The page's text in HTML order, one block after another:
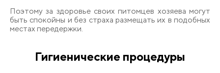
Поэтому за здоровье своих питомцев хозяева могут
быть спокойны и без страха размещать их в подобных
местах передержки.
Гигиенические процедуры